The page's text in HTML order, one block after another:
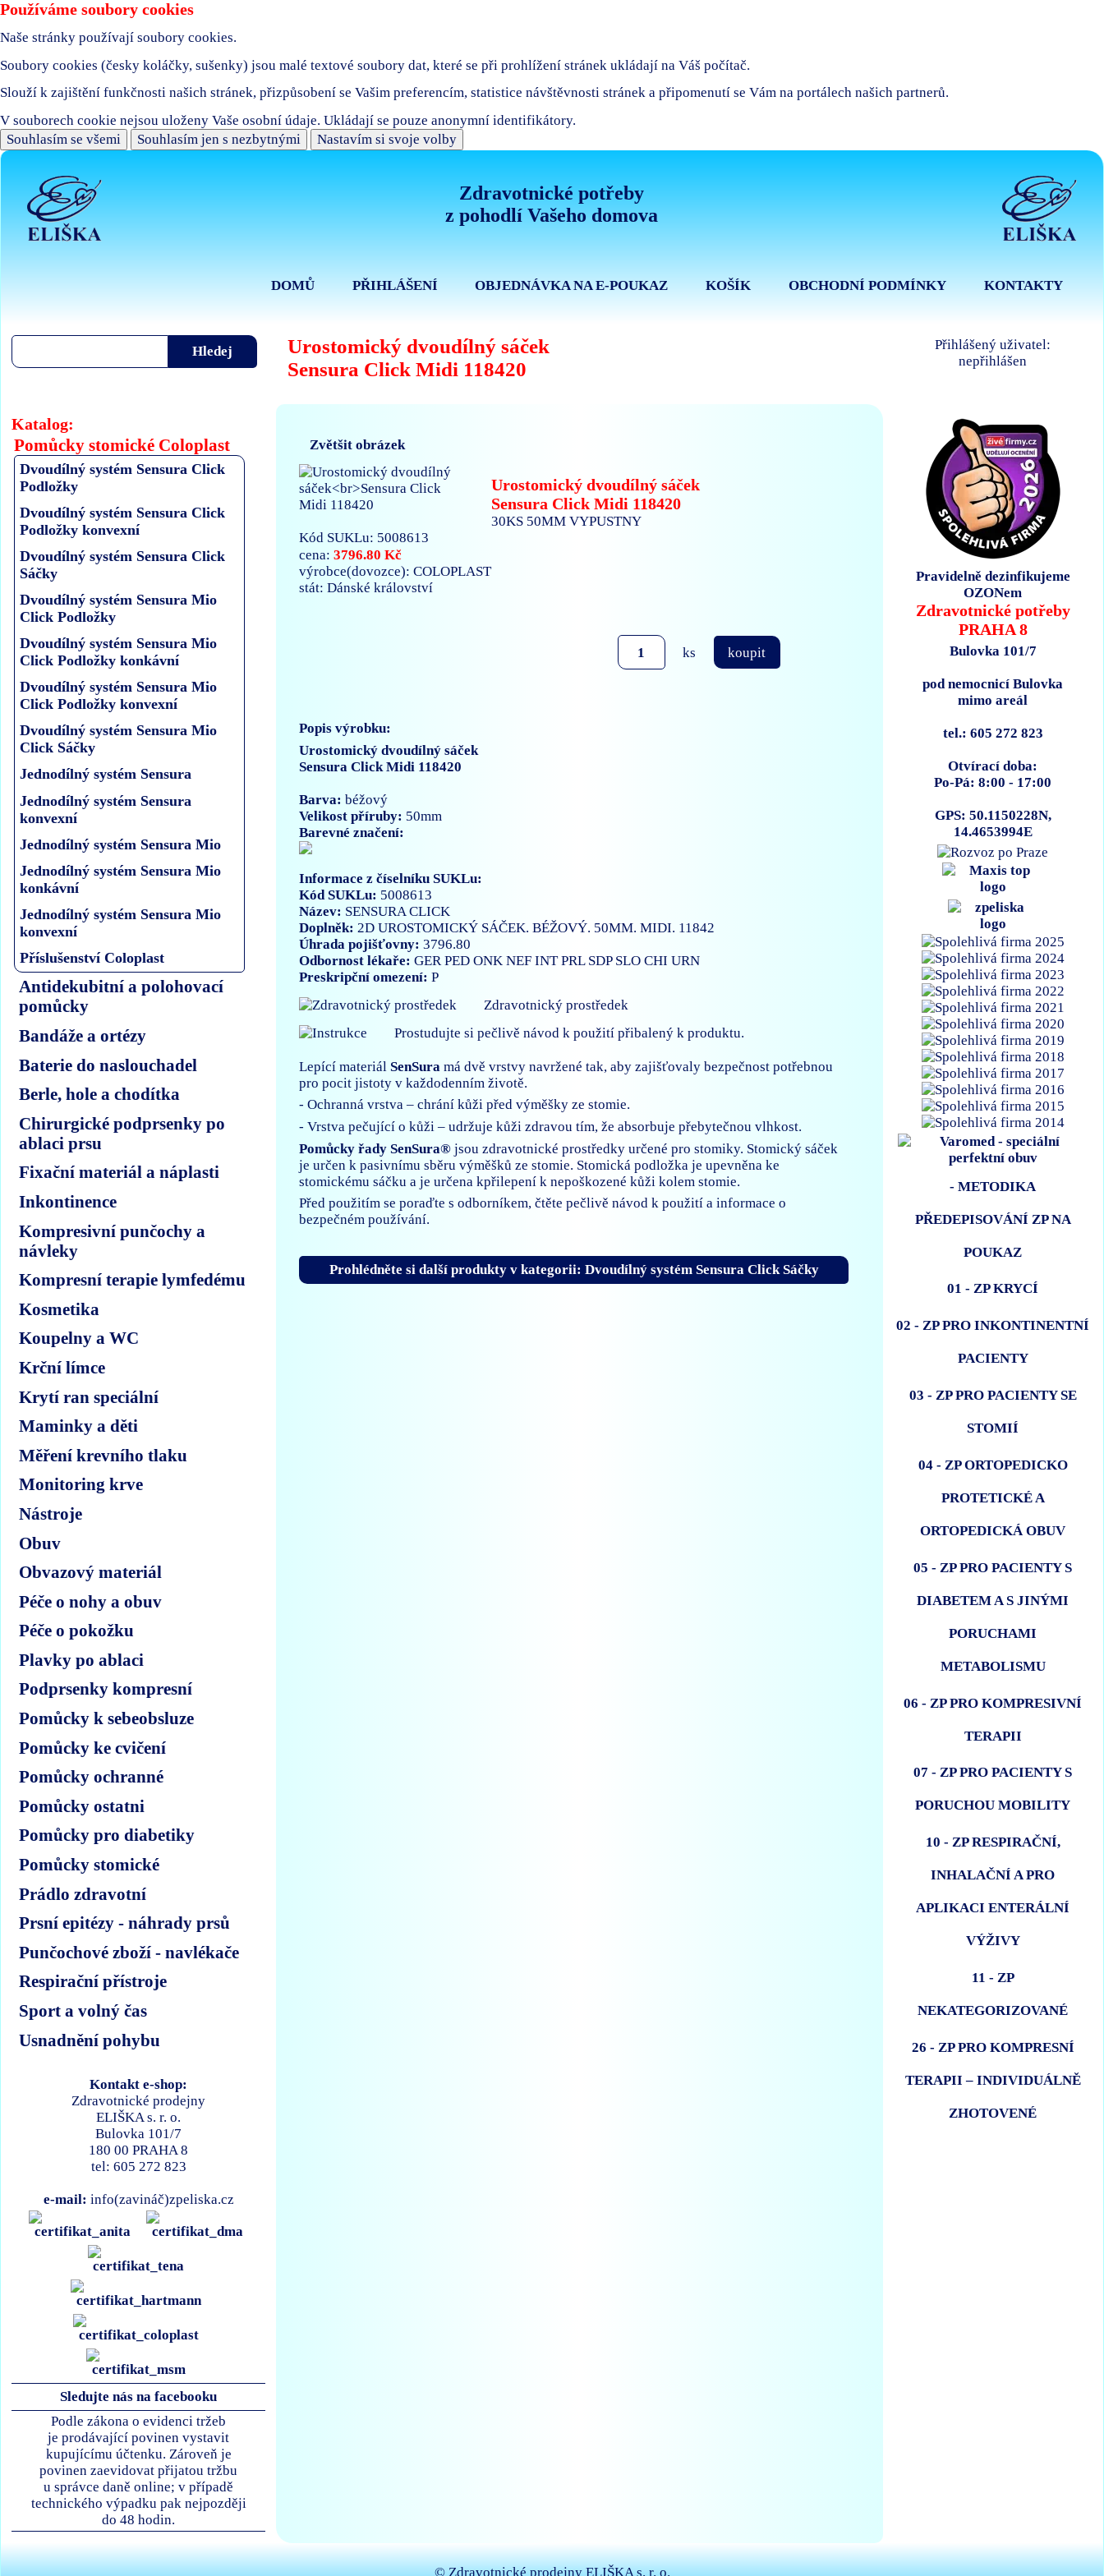
Používáme soubory cookies
Naše stránky používají soubory cookies.
Soubory cookies (česky koláčky, sušenky) jsou malé textové soubory dat, které se při prohlížení stránek ukládají na Váš počítač.
Slouží k zajištění funkčnosti našich stránek, přizpůsobení se Vašim preferencím, statistice návštěvnosti stránek a připomenutí se Vám na portálech našich partnerů.
V souborech cookie nejsou uloženy Vaše osobní údaje. Ukládají se pouze anonymní identifikátory.
Souhlasím se všemi
Souhlasím jen s nezbytnými Nastavím si svoje volby
Zdravotnické potřeby
z pohodlí Vašeho domova
KONTAKTY
OBCHODNÍ PODMÍNKY
KOŠÍK
OBJEDNÁVKA NA E-POUKAZ
PŘIHLÁŠENÍ
DOMŮ
Urostomický dvoudílný sáček
Sensura Click Midi 118420
Přihlášený uživatel:
nepřihlášen
Katalog:
Pomůcky stomické Coloplast
Dvoudílný systém Sensura Click
Podložky
Dvoudílný systém Sensura Click
Podložky konvexní
Dvoudílný systém Sensura Click
Sáčky
Dvoudílný systém Sensura Mio
Click Podložky
Dvoudílný systém Sensura Mio
Click Podložky konkávní
Dvoudílný systém Sensura Mio
Click Podložky konvexní
Dvoudílný systém Sensura Mio
Click Sáčky
Jednodílný systém Sensura
Jednodílný systém Sensura
konvexní
Jednodílný systém Sensura Mio
Jednodílný systém Sensura Mio
konkávní
Jednodílný systém Sensura Mio
konvexní
Příslušenství Coloplast
Antidekubitní a polohovací
pomůcky
Bandáže a ortézy
Baterie do naslouchadel
Berle, hole a chodítka
Chirurgické podprsenky po
ablaci prsu
Fixační materiál a náplasti
Inkontinence
Kompresivní punčochy a
návleky
Kompresní terapie lymfedému
Kosmetika
Koupelny a WC
Krční límce
Krytí ran speciální
Maminky a děti
Měření krevního tlaku
Monitoring krve
Nástroje
Obuv
Obvazový materiál
Péče o nohy a obuv
Péče o pokožku
Plavky po ablaci
Podprsenky kompresní
Pomůcky k sebeobsluze
Pomůcky ke cvičení
Pomůcky ochranné
Pomůcky ostatni
Pomůcky pro diabetiky
Pomůcky stomické
Prádlo zdravotní
Prsní epitézy - náhrady prsů
Punčochové zboží - navlékače
Respirační přístroje
Sport a volný čas
Usnadnění pohybu
Kontakt e-shop:
Zdravotnické prodejny
ELIŠKA s. r. o.
Bulovka 101/7
180 00 PRAHA 8
tel: 605 272 823
e-mail: info(zavináč)zpeliska.cz
Sledujte nás na facebooku
Podle zákona o evidenci tržeb
je prodávající povinen vystavit
kupujícímu účtenku. Zároveň je
povinen zaevidovat přijatou tržbu
u správce daně online; v případě
technického výpadku pak nejpozději
do 48 hodin.
Zvětšit obrázek
Urostomický dvoudílný sáček
Sensura Click Midi 118420
30KS 50MM VYPUSTNY
Kód SUKLu: 5008613
cena: 3796.80 Kč
výrobce(dovozce): COLOPLAST
stát: Dánské království
ks koupit
Popis výrobku:
Urostomický dvoudílný sáček
Sensura Click Midi 118420
Barva: béžový
Velikost příruby: 50mm
Barevné značení:
Informace z číselníku SUKLu:
Kód SUKLu: 5008613
Název: SENSURA CLICK
Doplněk: 2D UROSTOMICKÝ SÁČEK. BÉŽOVÝ. 50MM. MIDI. 11842
Úhrada pojišťovny: 3796.80
Odbornost lékaře: GERPED ONK NEF INTPRL SDP SLO CHI URN
Preskripční omezení: P
Zdravotnický prostředek
Prostudujte si pečlivě návod k použití přibalený k produktu.
Lepící materiál SenSura má dvě vrstvy navržené tak, aby zajišťovaly bezpečnost potřebnou
pro pocit jistoty v každodenním životě.
- Ochranná vrstva – chrání kůži před výměšky ze stomie.
- Vrstva pečující o kůži – udržuje kůži zdravou tím, že absorbuje přebytečnou vlhkost.
Pomůcky řady SenSura®jsou zdravotnické prostředky určené pro stomiky. Stomický sáček
je určen k pasivnímu sběru výměšků ze stomie. Stomická podložka je upevněna ke
stomickému sáčku a je určena kpřilepení k nepoškozené kůži kolem stomie.
Před použitím se poraďte s odborníkem, čtěte pečlivě návod k použití a informace o
bezpečném používání.
Prohlédněte si další produkty v kategorii: Dvoudílný systém Sensura Click Sáčky
Pravidelně dezinfikujeme
OZONem
Zdravotnické potřeby
PRAHA 8
Bulovka 101/7
pod nemocnicí Bulovka
mimo areál
tel.: 605 272 823
Otvírací doba:
Po-Pá: 8:00 - 17:00
GPS: 50.1150228N,
14.4653994E
- METODIKA
PŘEDEPISOVÁNÍ ZP NA
POUKAZ
01 - ZP KRYCÍ
02 - ZP PRO INKONTINENTNÍ
PACIENTY
03 - ZP PRO PACIENTY SE
STOMIÍ
04 - ZP ORTOPEDICKO
PROTETICKÉ A
ORTOPEDICKÁ OBUV
05 - ZP PRO PACIENTY S
DIABETEM A S JINÝMI
PORUCHAMI
METABOLISMU
06 - ZP PRO KOMPRESIVNÍ
TERAPII
07 - ZP PRO PACIENTY S
PORUCHOU MOBILITY
10 - ZP RESPIRAČNÍ,
INHALAČNÍ A PRO
APLIKACI ENTERÁLNÍ
VÝŽIVY
11 - ZP
NEKATEGORIZOVANÉ
26 - ZP PRO KOMPRESNÍ
TERAPII – INDIVIDUÁLNĚ
ZHOTOVENÉ
© Zdravotnické prodejny ELIŠKA s. r. o.